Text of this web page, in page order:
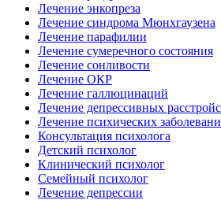
Лечение энкопреза
Лечение синдрома Мюнхгаузена
Лечение парафилии
Лечение сумеречного состояния
Лечение сонливости
Лечение ОКР
Лечение галлюцинаций
Лечение депрессивных
Лечение психических
Консультация психолога
Детский психолог
Клинический психолог
Семейный психолог
Лечение депрессии